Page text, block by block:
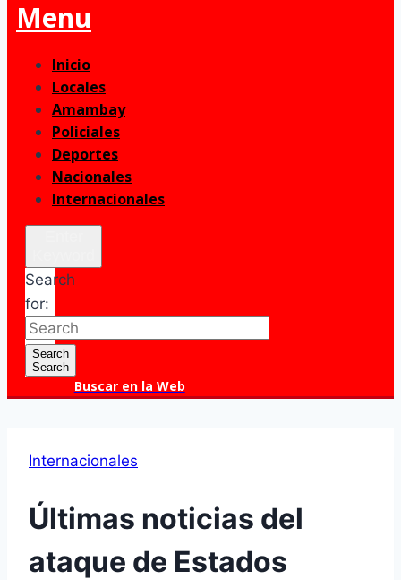
Menu
Inicio
Locales
Amambay
Policiales
Deportes
Nacionales
Internacionales
Search
for:
Search
Search
Buscar en la Web
Internacionales
Últimas noticias del
ataque de Estados